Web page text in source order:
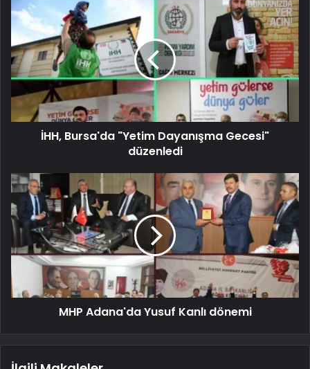
İHH, Bursa'da "Yetim Dayanışma Gecesi"
düzenledi
MHP Adana'da Yusuf Kanlı dönemi